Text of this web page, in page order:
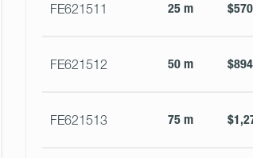
FE621511 25 m
FE621512 50 m
FE621513 75 m